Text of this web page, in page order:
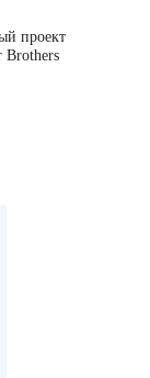
проект
Brothers